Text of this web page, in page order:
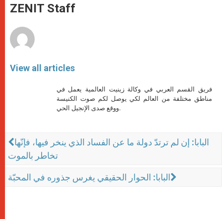
p
p
g
e
o
k
ZENIT Staff
View all articles
فريق القسم العربي في وكالة زينيت العالمية يعمل في
مناطق مختلفة من العالم لكي يوصل لكم صوت الكنيسة
ووقع صدى الإنجيل الحي.
البابا: إن لم ترتدّ دولة ما عن الفساد الذي ينخر فيها، فإنّها
تخاطر بالموت
البابا: الحوار الحقيقي يغرس جذوره في المحبّة